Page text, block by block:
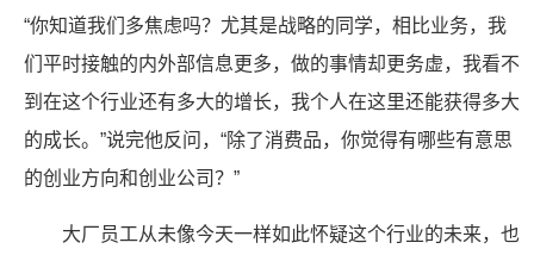
“你知道我们多焦虑吗？尤其是战略的同学，相比业务，我
们平时接触的内外部信息更多，做的事情却更务虚，我看不
到在这个行业还有多大的增长，我个人在这里还能获得多大
的成长。”说完他反问，“除了消费品，你觉得有哪些有意思
的创业方向和创业公司？”
大厂员工从未像今天一样如此怀疑这个行业的未来，也